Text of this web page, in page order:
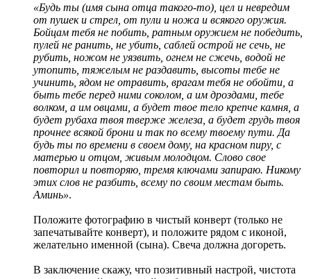
«Будь ты (имя сына отца такого-то), цел и невредим
от пушек и стрел, от пули и ножа и всякого оружия.
Бойцам тебя не побить, ратным оружием не победить,
пу­лей не ранить, не убить, саблей острой не сечь, не
рубить, ножом не уязвить, огнем не сжечь, водой не
утопить, тяжелым не раздавить, высоты тебе не
учинить, ядом не отравить, врагам тебя не обойти, а
быть тебе перед ними соколом, а им дроздами, тебе
волком, а им овцами, а будет твое тело крепче камня, а
будет рубаха твоя тверже железа, а будет грудь твоя
прочнее всякой брони и так по всему твоему пути. Да
будь ты по времени в своем дому, на красном пиру, с
матерью и отцом, живым молод­цом. Слово свое
повторил и повторяю, тремя ключа­ми запираю. Никому
этих слов не разбить, всему по своим местам быть.
Аминь».
Положите фотографию в чистый конверт (только не
запечатывайте конверт), и положите рядом с иконой,
желательно именной (сына). Свеча должна догореть.
В заключение скажу, что позитивный настрой, чистота